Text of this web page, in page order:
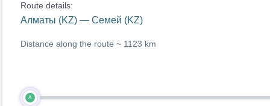
Route details:
Алматы (KZ) — Семей (KZ)
Distance along the route ~ 1123 km
A